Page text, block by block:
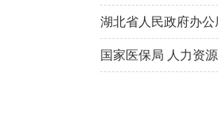
湖北省人民政府办
国家医保局 人力资